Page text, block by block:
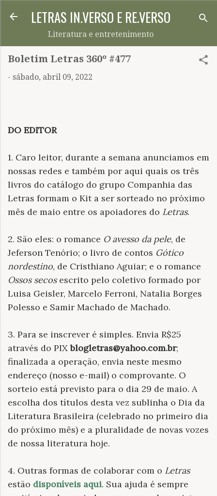
Pular para o conteúdo principal
LETRAS IN.VERSO E RE.VERSO
Literatura e entretenimento
Boletim Letras 360º #477
- sábado, abril 09, 2022
DO EDITOR
1. Caro leitor, durante a semana anunciamos em
nossas redes e também por aqui quais os três
livros do catálogo do grupo Companhia das
Letras formam o Kit a ser sorteado no próximo
mês de maio entre os apoiadores do Letras.
2. São eles: o romance O avesso da pele, de
Jeferson Tenório; o livro de contos Gótico
nordestino, de Cristhiano Aguiar; e o romance
Ossos secosescrito pelo coletivo formado por
Luisa Geisler, Marcelo Ferroni, Natalia Borges
Polesso e Samir Machado de Machado.
3. Para se inscrever é simples. Envia R$25
através do PIXblogletras@yahoo.com.br;
finalizada a operação, envia neste mesmo
endereço (nosso e-mail) o comprovante. O
sorteio está previsto para o dia 29 de maio. A
escolha dos títulos desta vez sublinha o Dia da
Literatura Brasileira (celebrado no primeiro dia
do próximo mês) e a pluralidade de novas vozes
de nossa literatura hoje.
4. Outras formas de colaborar com o Letras
estão disponíveis aqui. Sua ajuda é sempre